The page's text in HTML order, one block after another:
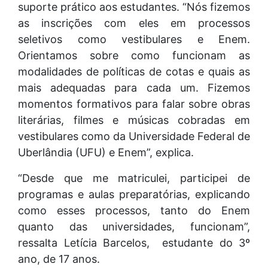
suporte prático aos estudantes. “Nós fizemos
as inscrições com eles em processos
seletivos como vestibulares e Enem.
Orientamos sobre como funcionam as
modalidades de políticas de cotas e quais as
mais adequadas para cada um. Fizemos
momentos formativos para falar sobre obras
literárias, filmes e músicas cobradas em
vestibulares como da Universidade Federal de
Uberlândia (UFU) e Enem”, explica.
“Desde que me matriculei, participei de
programas e aulas preparatórias, explicando
como esses processos, tanto do Enem
quanto das universidades, funcionam”,
ressalta Letícia Barcelos, estudante do 3º
ano, de 17 anos.